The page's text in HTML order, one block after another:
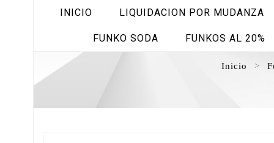
INICIO LIQUIDACION POR MUDANZA
FUNKO SODA FUNKOS AL 20%
Inicio